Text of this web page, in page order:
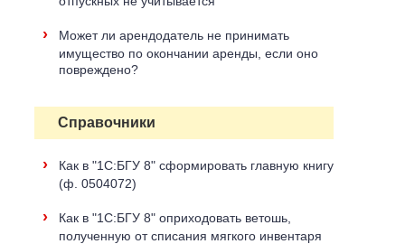
›
Может ли арендодатель не принимать
имущество по окончании аренды, если оно
повреждено?
Справочники
›
Как в "1С:БГУ 8" сформировать главную книгу
(ф. 0504072)
›
Как в "1С:БГУ 8" оприходовать ветошь,
полученную от списания мягкого инвентаря